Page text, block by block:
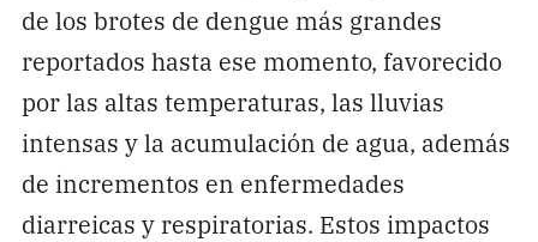
de los brotes de dengue más grandes
reportados hasta ese momento, favorecido
por las altas temperaturas, las lluvias
intensas y la acumulación de agua, además
de incrementos en enfermedades
diarreicas y respiratorias. Estos impactos